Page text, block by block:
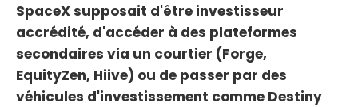
SpaceX supposait d'être investisseur
accrédité, d'accéder à des plateformes
secondaires via un courtier (Forge,
EquityZen, Hiive) ou de passer par des
véhicules d'investissement comme Destiny